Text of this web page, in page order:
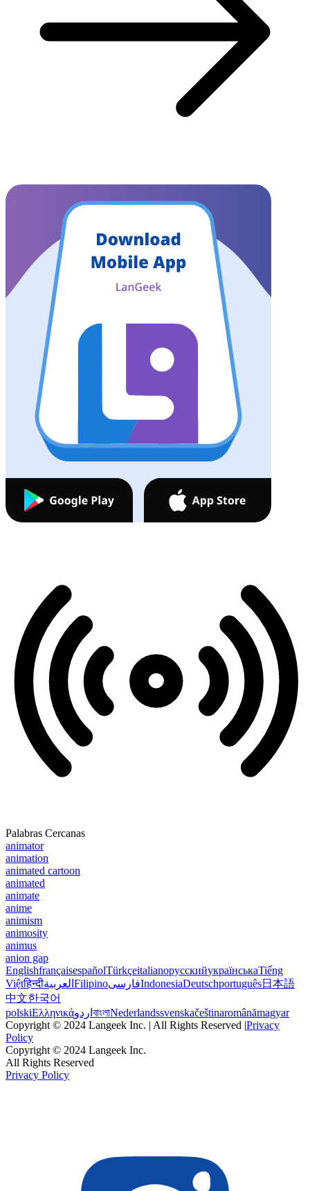
Palabras Cercanas
animator
animation
animated cartoon
animated
animate
anime
animism
animosity
animus
anion gap
EnglishfrançaisespañolTürkçeitalianoрусскийукраїнськаTiếng
Việtहिन्दीالعربية FilipinoفارسیIndonesiaDeutschportuguês日本語
中文한국어
polskiΕλληνικάاردو বাংলাNederlandssvenskačeštinaromânămagyar
Copyright © 2024 Langeek Inc. | All Rights Reserved |Privacy
Policy
Copyright © 2024 Langeek Inc.
All Rights Reserved
Privacy Policy